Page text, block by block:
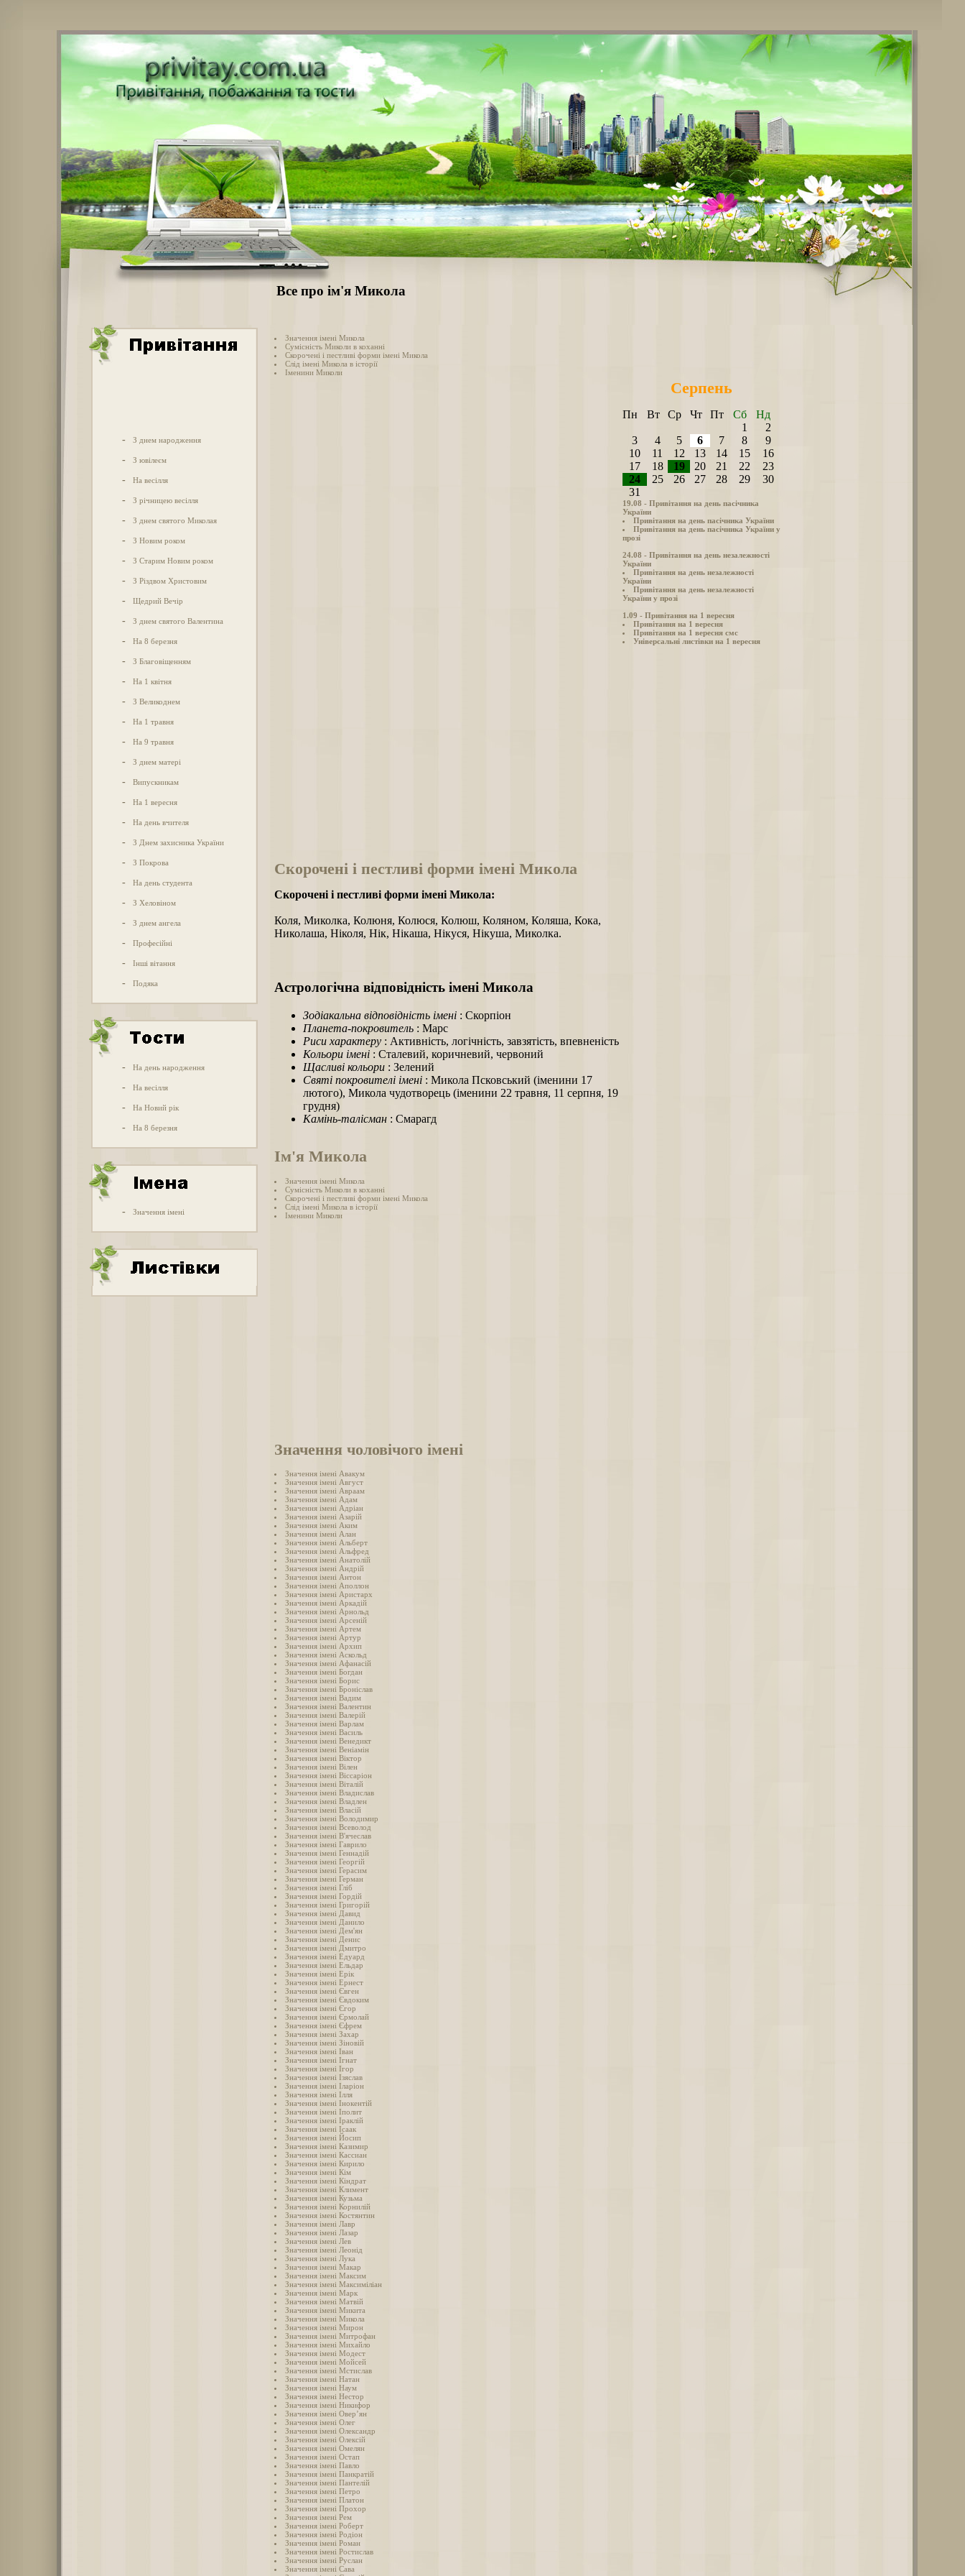
Все про ім'я Микола
- З днем народження
- З ювілеєм
- На весілля
- З річницею весілля
- З днем святого Миколая
- З Новим роком
- З Старим Новим роком
- З Різдвом Христовим
- Щедрий Вечір
- З днем святого Валентина
- На 8 березня
- З Благовіщенням
- На 1 квітня
- З Великоднем
- На 1 травня
- На 9 травня
- З днем матері
- Випускникам
- На 1 вересня
- На день вчителя
- З Днем захисника України
- З Покрова
- На день студента
- З Хеловіном
- З днем ангела
- Професійні
- Інші вітання
- Подяка
- На день народження
- На весілля
- На Новий рік
- На 8 березня
- Значення імені
Значення імені Микола
Сумісність Миколи в коханні
Скорочені і пестливі форми імені Микола
Слід імені Микола в історії
Іменини Миколи
Серпень
Пн Вт Ср Чт Пт Сб
Нд
1
2
3
4 5 6 7 8
9
10
11 12 13 14 15
16
17
18 19 20 21 22
23
24
25 26 27 28 29
30
31
19.08 - Привітання на день пасічника
України
Привітання на день пасічника України
Привітання на день пасічника України у
прозі
24.08 - Привітання на день незалежності
України
Привітання на день незалежності
України
Привітання на день незалежності
України у прозі
1.09 - Привітання на 1 вересня
Привітання на 1 вересня
Привітання на 1 вересня смс
Універсальні листівки на 1 вересня
Скорочені і пестливі форми імені Микола
Скорочені і пестливі форми імені Микола:
Коля, Миколка, Колюня, Колюся, Колюш, Коляном, Коляша, Кока,
Николаша, Ніколя, Нік, Нікаша, Нікуся, Нікуша, Миколка.
Астрологічна відповідність імені Микола
Зодіакальна відповідність імені : Скорпіон
Планета-покровитель : Марс
Риси характеру : Активність, логічність, завзятість, впевненість
Кольори імені : Сталевий, коричневий, червоний
Щасливі кольори : Зелений
Святі покровителі імені : Микола Псковський (іменини 17
лютого), Микола чудотворець (іменини 22 травня, 11 серпня, 19
грудня)
Камінь-талісман : Смарагд
Ім'я Микола
Значення імені Микола
Сумісність Миколи в коханні
Скорочені і пестливі форми імені Микола
Слід імені Микола в історії
Іменини Миколи
Значення чоловічого імені
Значення імені Авакум
Значення імені Август
Значення імені Авраам
Значення імені Адам
Значення імені Адріан
Значення імені Азарій
Значення імені Аким
Значення імені Алан
Значення імені Альберт
Значення імені Альфред
Значення імені Анатолій
Значення імені Андрій
Значення імені Антон
Значення імені Аполлон
Значення імені Аристарх
Значення імені Аркадій
Значення імені Арнольд
Значення імені Арсеній
Значення імені Артем
Значення імені Артур
Значення імені Архип
Значення імені Аскольд
Значення імені Афанасій
Значення імені Богдан
Значення імені Борис
Значення імені Броніслав
Значення імені Вадим
Значення імені Валентин
Значення імені Валерій
Значення імені Варлам
Значення імені Василь
Значення імені Венедикт
Значення імені Веніамін
Значення імені Віктор
Значення імені Вілен
Значення імені Віссаріон
Значення імені Віталій
Значення імені Владислав
Значення імені Владлен
Значення імені Власій
Значення імені Володимир
Значення імені Всеволод
Значення імені В'ячеслав
Значення імені Гаврило
Значення імені Геннадій
Значення імені Георгій
Значення імені Герасим
Значення імені Герман
Значення імені Гліб
Значення імені Гордій
Значення імені Григорій
Значення імені Давид
Значення імені Данило
Значення імені Дем'ян
Значення імені Денис
Значення імені Дмитро
Значення імені Едуард
Значення імені Ельдар
Значення імені Ерік
Значення імені Ернест
Значення імені Євген
Значення імені Євдоким
Значення імені Єгор
Значення імені Єрмолай
Значення імені Єфрем
Значення імені Захар
Значення імені Зіновій
Значення імені Іван
Значення імені Ігнат
Значення імені Ігор
Значення імені Ізяслав
Значення імені Іларіон
Значення імені Ілля
Значення імені Інокентій
Значення імені Іполит
Значення імені Іраклій
Значення імені Ісаак
Значення імені Йосип
Значення імені Казимир
Значення імені Кассиан
Значення імені Кирило
Значення імені Кім
Значення імені Кіндрат
Значення імені Климент
Значення імені Кузьма
Значення імені Корнилій
Значення імені Костянтин
Значення імені Лавр
Значення імені Лазар
Значення імені Лев
Значення імені Леонід
Значення імені Лука
Значення імені Макар
Значення імені Максим
Значення імені Максиміліан
Значення імені Марк
Значення імені Матвій
Значення імені Микита
Значення імені Микола
Значення імені Мирон
Значення імені Митрофан
Значення імені Михайло
Значення імені Модест
Значення імені Мойсей
Значення імені Мстислав
Значення імені Натан
Значення імені Наум
Значення імені Нестор
Значення імені Никифор
Значення імені Овер’ян
Значення імені Олег
Значення імені Олександр
Значення імені Олексій
Значення імені Омелян
Значення імені Остап
Значення імені Павло
Значення імені Панкратій
Значення імені Пантелій
Значення імені Петро
Значення імені Платон
Значення імені Прохор
Значення імені Рем
Значення імені Роберт
Значення імені Родіон
Значення імені Роман
Значення імені Ростислав
Значення імені Руслан
Значення імені Сава